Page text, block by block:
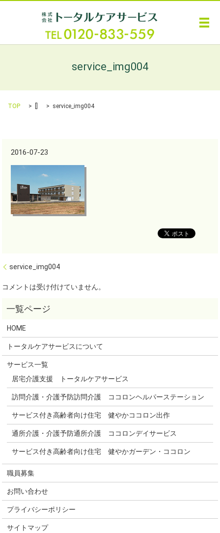
メ
service_img004
TOP service_img004
2016-07-23
service_img004
コメントは受け付けていません。
HOME
トータルケアサービスについて
サービス一覧
居宅介護支援 トータルケアサービス
訪問介護・介護予防訪問介護 ココロンヘルパーステーション
サービス付き高齢者向け住宅 健やかココロン出作
通所介護・介護予防通所介護 ココロンデイサービス
サービス付き高齢者向け住宅 健やかガーデン・ココロン
職員募集
お問い合わせ
プライバシーポリシー
サイトマップ